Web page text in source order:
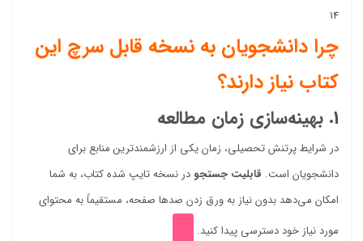
14
چرا دانشجویان به نسخه قابل سرچ این
کتاب نیاز دارند؟
1. بهینه‌سازی زمان مطالعه
در شرایط پرتنش تحصیلی، زمان یکی از ارزشمندترین منابع برای
دانشجویان است. قابلیت جستجودر نسخه تایپ شده کتاب، به شما
امکان می‌دهد بدون نیاز به ورق زدن صدها صفحه، مستقیماً به محتوای
مورد نیاز خود دسترسی پیدا کنید.